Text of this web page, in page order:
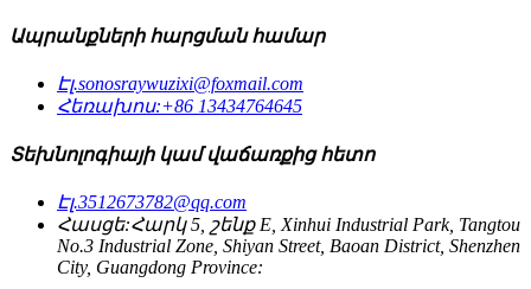
Ապրանքների հարցման համար
Էլ.sonosraywuzixi@foxmail.com
Հեռախոս:+86 13434764645
Տեխնոլոգիայի կամ վաճառքից հետո
Էլ.3512673782@qq.com
Հասցե:Հարկ 5, շենք E, Xinhui Industrial Park, Tangtou
No.3 Industrial Zone, Shiyan Street, Baoan District, Shenzhen
City, Guangdong Province: